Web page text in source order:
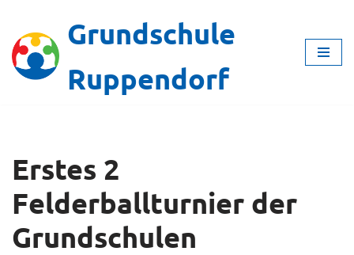
Zum
Inhalt
springen
Grundschule
Ruppendorf
Erstes 2
Felderballturnier der
Grundschulen